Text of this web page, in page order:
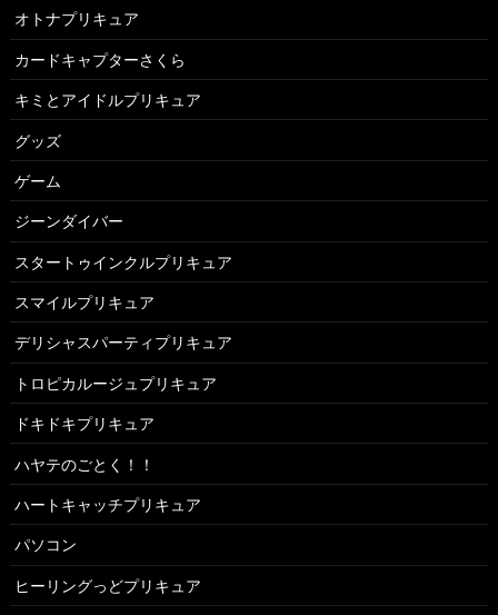
オトナプリキュア
カードキャプターさくら
キミとアイドルプリキュア
グッズ
ゲーム
ジーンダイバー
スタートゥインクルプリキュア
スマイルプリキュア
デリシャスパーティプリキュア
トロピカルージュプリキュア
ドキドキプリキュア
ハヤテのごとく！！
ハートキャッチプリキュア
パソコン
ヒーリングっどプリキュア